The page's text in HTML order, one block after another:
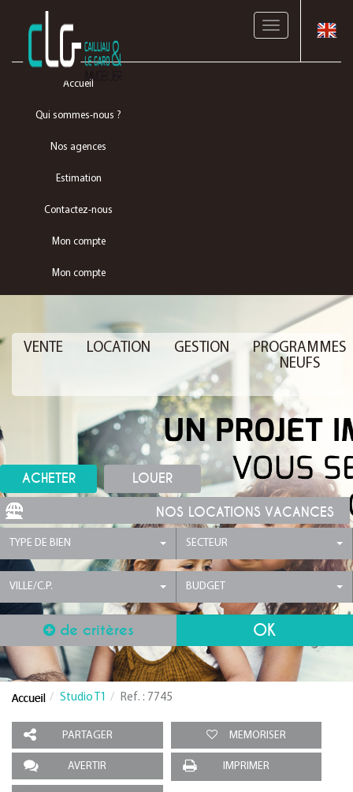
Toggle
Accueil
Qui sommes-nous ?
Nos agences
Estimation
Contactez-nous
Mon compte
Mon compte
VENTE LOCATION GESTION
PROGRAMMES
NEUFS
ACHETER LOUER
NOS LOCATIONS VACANCES
TYPE DE BIEN SECTEUR
VILLE/C.P. BUDGET
de critères
Studio T1 Ref. : 7745
PARTAGER MEMORISER
AVERTIR IMPRIMER